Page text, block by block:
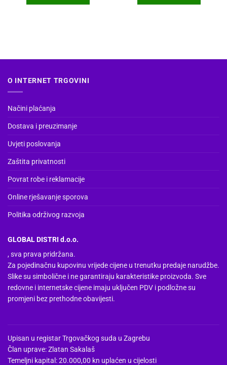
O INTERNET TRGOVINI
Načini plaćanja
Dostava i preuzimanje
Uvjeti poslovanja
Zaštita privatnosti
Povrat robe i reklamacije
Online rješavanje sporova
Politika održivog razvoja
GLOBAL DISTRI d.o.o.
, sva prava pridržana.
Za pojedinačnu kupovinu vrijede cijene u trenutku predaje narudžbe.
Slike su simbolične i ne garantiraju karakteristike proizvoda. Sve
redovne i internetske cijene imaju uključen PDV i podložne su
promjeni bez prethodne obavijesti.
Upisan u registar Trgovačkog suda u Zagrebu
Član uprave: Zlatan Sakalaš
Temeljni kapital: 20.000,00 kn uplaćen u cijelosti